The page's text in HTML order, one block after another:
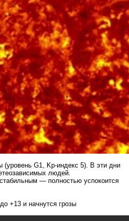
G1, Kp-индекс 5). В эти дни
людей.
— полностью успокоится
+13 и начнутся грозы